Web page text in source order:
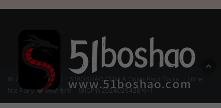
© 2024 51boshao - 51BOSHAO.COM & CustoPack Tools ：Little
fox Fairy
网站地图 琼ICP备2024029428号-1